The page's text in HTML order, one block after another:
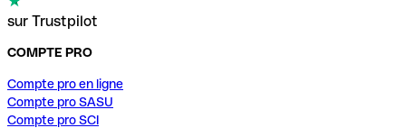
sur Trustpilot
COMPTE PRO
Compte pro en ligne
Compte pro SASU
Compte pro SCI